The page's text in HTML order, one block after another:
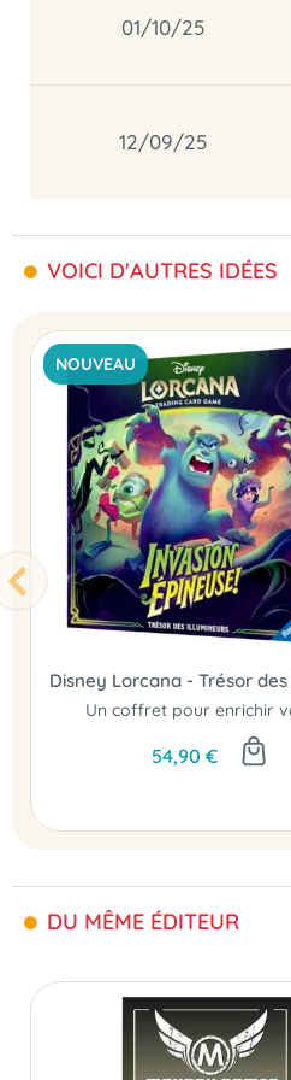
01/10/25
12/09/25
VOICI D'AUTRES IDÉES
NOUVEAU
54,90 €
DU MÊME ÉDITEUR